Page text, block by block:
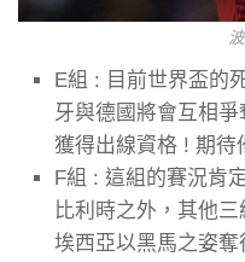
E組 : 目前世界盃的
牙與德國將會互相
獲得出線資格 ! 期待
F組 : 這組的賽況肯
比利時之外，其他
埃西亞以黑馬之姿